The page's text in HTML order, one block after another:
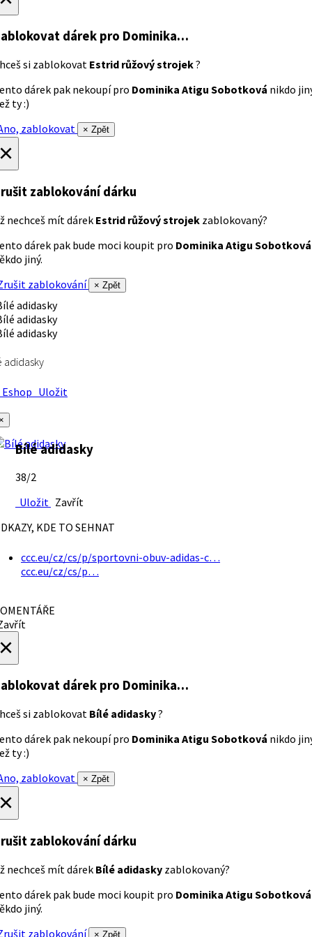
dárek pro Dominika…
si zablokovat Estrid růžový strojek?
dárek pak nekoupí pro Dominika Atigu Sobotková nikdo
ty :)
zablokovat
× Zpět
zablokování dárku
nechceš mít dárek Estrid růžový strojek zablokovaný?
dárek pak bude moci koupit pro Dominika Atigu Sobotková
jiný.
zablokování
× Zpět
adidasky
Uložit
Bílé adidasky
38/2
Uložit Zavřít
KDE TO SEHNAT
ccc.eu/cz/cs/p/sportovni-obuv-adidas-c…
ccc.eu/cz/cs/p…
dárek pro Dominika…
si zablokovat Bílé adidasky?
dárek pak nekoupí pro Dominika Atigu Sobotková nikdo
ty :)
zablokovat
× Zpět
zablokování dárku
nechceš mít dárek Bílé adidasky zablokovaný?
dárek pak bude moci koupit pro Dominika Atigu Sobotková
jiný.
zablokování
× Zpět